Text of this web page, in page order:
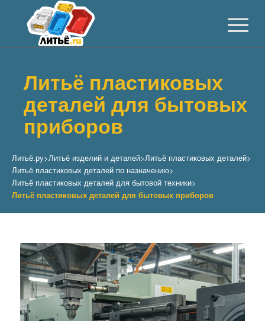
Литьё пластиковых
деталей для бытовых
приборов
Литьё.ру>Литьё изделий и деталей>Литьё пластиковых деталей>
Литьё пластиковых деталей по назначению>
Литьё пластиковых деталей для бытовой техники>
Литьё пластиковых деталей для бытовых приборов